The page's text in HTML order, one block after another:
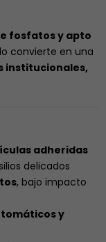
fosfatos y apto
convierte en una
institucionales,
adheridas
delicados
, bajo impacto
y